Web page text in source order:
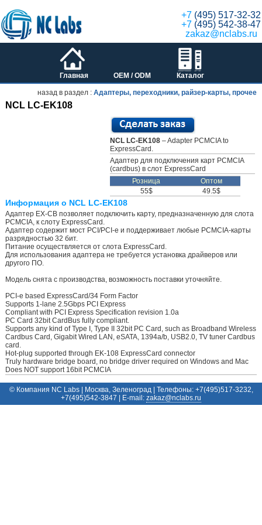
+7 (495) 517-32-32
+7 (495) 542-38-47
zakaz@nclabs.ru
Главная OEM / ODM Каталог
назад в раздел :Адаптеры, переходники, райзер-карты, прочее
NCL LC-EK108
NCL LC-EK108– Adapter PCMCIA to
ExpressCard.
Адаптер для подключения карт PCMCIA
(cardbus) в слот ExpressCard
Розница
Оптом
55$
49.5$
Информация о NCL LC-EK108
Адаптер EX-CB позволяет подключить карту, предназначенную для слота
PCMCIA, к слоту ExpressCard.
Адаптер содержит мост PCI/PCI-e и поддерживает любые PCMCIA-карты
разрядностью 32 бит.
Питание осуществляется от слота ExpressCard.
Для использования адаптера не требуется установка драйверов или
другого ПО.
Модель снята с производства, возможность поставки уточняйте.
PCI-e based ExpressCard/34 Form Factor
Supports 1-lane 2.5Gbps PCI Express
Compliant with PCI Express Specification revision 1.0a
PC Card 32bit CardBus fully compliant.
Supports any kind of Type I, Type II 32bit PC Card, such as Broadband Wireless
Cardbus Card, Gigabit Wired LAN, eSATA, 1394a/b, USB2.0, TV tuner Cardbus
card.
Hot-plug supported through EK-108 ExpressCard connector
Truly hardware bridge board, no bridge driver required on Windows and Mac
Does NOT support 16bit PCMCIA
© Компания NC Labs | Москва, Зеленоград | Телефоны: +7(495)517-3232,
+7(495)542-3847 | E-mail: ur.sbalcn@zakaz